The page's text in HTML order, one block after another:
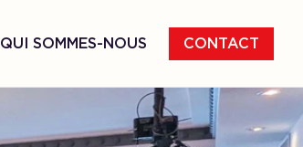
QUI SOMMES-NOUS CONTACT